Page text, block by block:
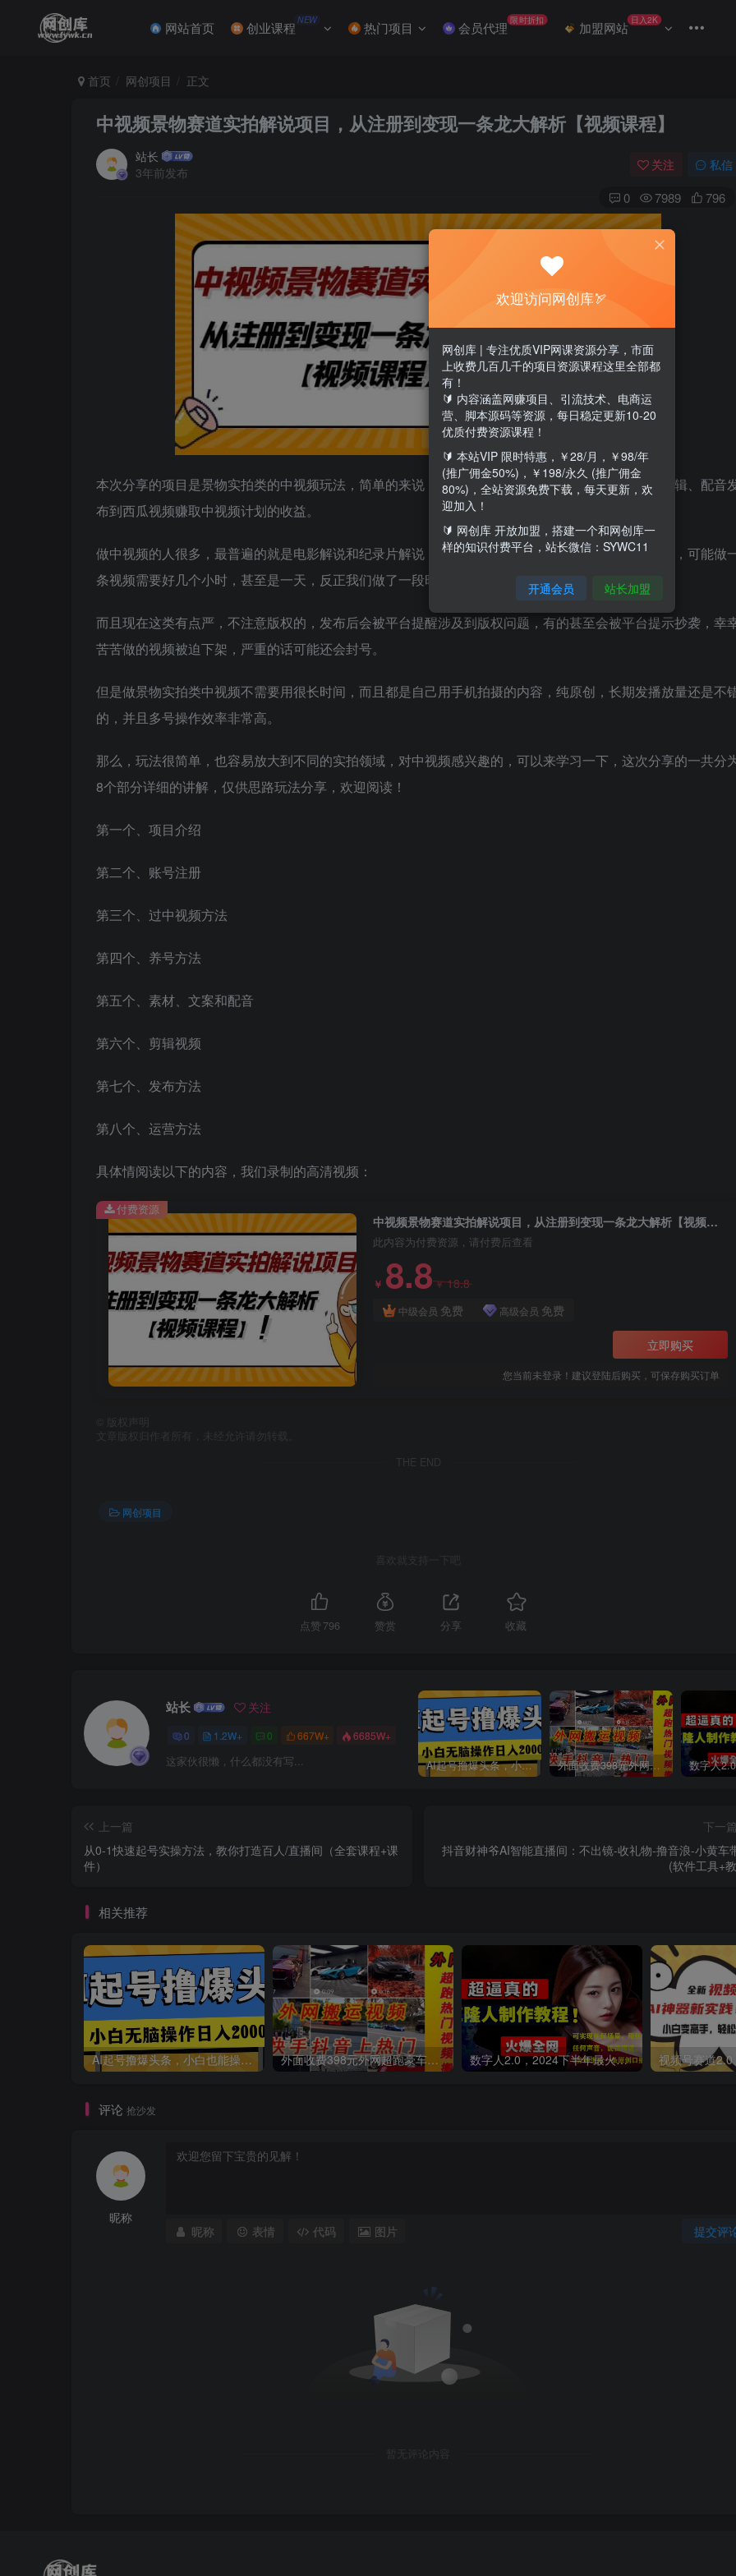
网站首页 创业课程 NEW 热门项目 会员代理 限时折扣 加盟网站 日入2K
首页 网创项目 正文
中视频景物赛道实拍解说项目，从注册到变现一条龙大解析【视频课程】
站长
3年前发布
关注 私信
0 7989 796
本次分享的项目是景物实拍类的中视频玩法，简单的来说：就是通过自己的实拍视频，把视频通过剪辑、配音
布到西瓜视频赚取中视频计划的收益。
做中视频的人很多，最普遍的就是电影解说和纪录片解说，但是这两个解决说是非常耗费时间和精力，可能做
条视频需要好几个小时，甚至是一天，反正我们做了一段时间就放弃了，只赚了点员工工资。
而且现在这类有点严，不注意版权的，发布后会被平台提醒涉及到版权问题，有的甚至会被平台提示抄袭，幸
苦苦做的视频被迫下架，严重的话可能还会封号。
但是做景物实拍类中视频不需要用很长时间，而且都是自己用手机拍摄的内容，纯原创，长期发播放量还是不
的，并且多号操作效率非常高。
那么，玩法很简单，也容易放大到不同的实拍领域，对中视频感兴趣的，可以来学习一下，这次分享的一共分
8个部分详细的讲解，仅供思路玩法分享，欢迎阅读！
第一个、项目介绍
第二个、账号注册
第三个、过中视频方法
第四个、养号方法
第五个、素材、文案和配音
第六个、剪辑视频
第七个、发布方法
第八个、运营方法
具体情阅读以下的内容，我们录制的高清视频：
中视频景物赛道实拍解说项目，从注册到变现一条龙大解析【视频课程】
此内容为付费资源，请付费后查看
￥ 8.8￥18.8
中级会员 免费 高级会员 免费
立即购买
您当前未登录！建议登陆后购买，可保存购买订单
付费资源
版权声明
文章版权归作者所有，未经允许请勿转载。
THE END
网创项目
喜欢就支持一下吧
点赞 796 赞赏 分享 收藏
站长 关注
0 1.2W+ 0 667W+ 6685W+
这家伙很懒，什么都没有写... AI起号撸爆头条，小白也能操作，日入2000+ 外面收费398元外网超跑豪车汽车视频搬运至快手抖音上热门项目
上一篇
从0-1快速起号实操方法，教你打造百人/直播间（全套课程+课
件）
下一
抖音财神爷AI智能直播间：不出镜-收礼物-撸音浪-小黄车
(软件工具+
相关推荐
AI起号撸爆头条，小白也能操作，日入2000+ 外面收费398元外网超跑豪车汽车视频搬运至快手抖音上热门项目 数字人2.0，2024下半年最火项目，无限免费生成视频，可实现任何场景，用任何形象，任何声音，说任何话，5分钟生成一条原创口播视频。
评论 抢沙发
昵称
提交评
昵称 表情 代码 图片
暂无评论内容
欢迎访问网创库🏹
网创库 | 专注优质VIP网课资源分享，市面
上收费几百几千的项目资源课程这里全部都
有！
🔰 内容涵盖网赚项目、引流技术、电商运
营、脚本源码等资源，每日稳定更新10-20
优质付费资源课程！
🔰 本站VIP 限时特惠，￥28/月，￥98/年
(推广佣金50%)，￥198/永久 (推广佣金
80%)，全站资源免费下载，每天更新，欢
迎加入！
🔰 网创库 开放加盟，搭建一个和网创库一
样的知识付费平台，站长微信：SYWC11
开通会员 站长加盟